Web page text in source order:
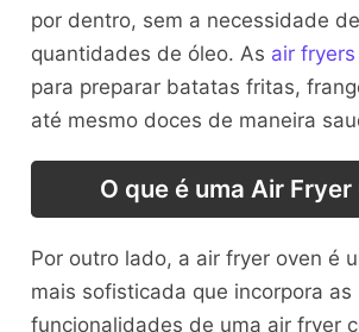
por dentro, sem a necessidade
quantidades de óleo. As air fryers
para preparar batatas fritas,
até mesmo doces de maneira
O que é uma Air Fryer
Por outro lado, a air fryer oven é
mais sofisticada que incorpora as
funcionalidades de uma air fryer